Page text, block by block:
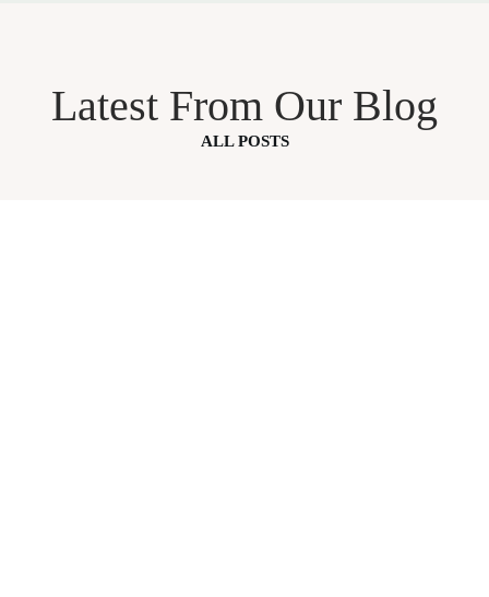
Latest From Our Blog
ALL POSTS